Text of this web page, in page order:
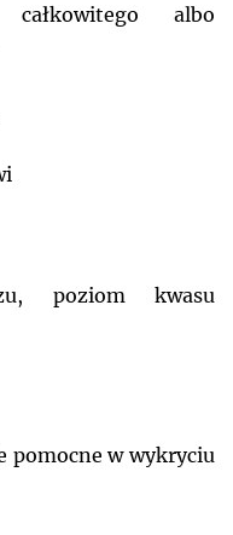
albo
poziom kwasu
pomocne w wykryciu